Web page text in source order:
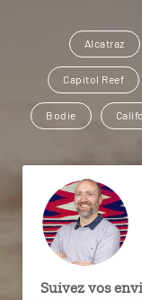
Alcatraz
Capitol Reef
Bodie
Suivez vos